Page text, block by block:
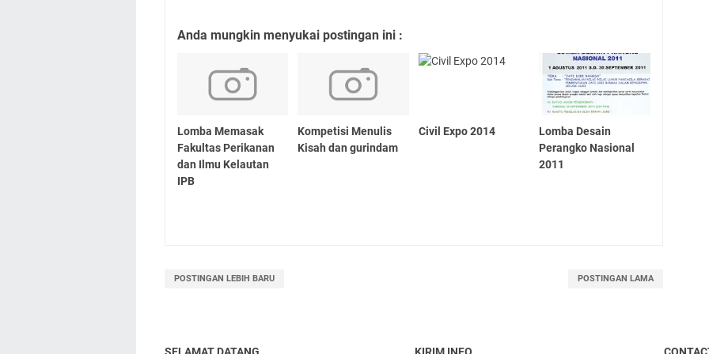
Anda mungkin menyukai postingan ini :
Lomba Memasak
Fakultas Perikanan
dan Ilmu Kelautan
IPB
Kompetisi Menulis
Kisah dan gurindam
Civil Expo 2014
Lomba Desain
Perangko Nasional
2011
POSTINGAN LEBIH BARU POSTINGAN LAMA